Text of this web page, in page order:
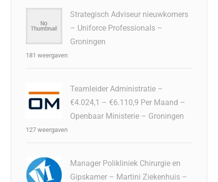
Strategisch Adviseur nieuwkomers
– Uniforce Professionals –
Groningen
181 weergaven
Teamleider Administratie –
€4.024,1 – €6.110,9 Per Maand –
Openbaar Ministerie – Groningen
127 weergaven
Manager Polikliniek Chirurgie en
Gipskamer – Martini Ziekenhuis –